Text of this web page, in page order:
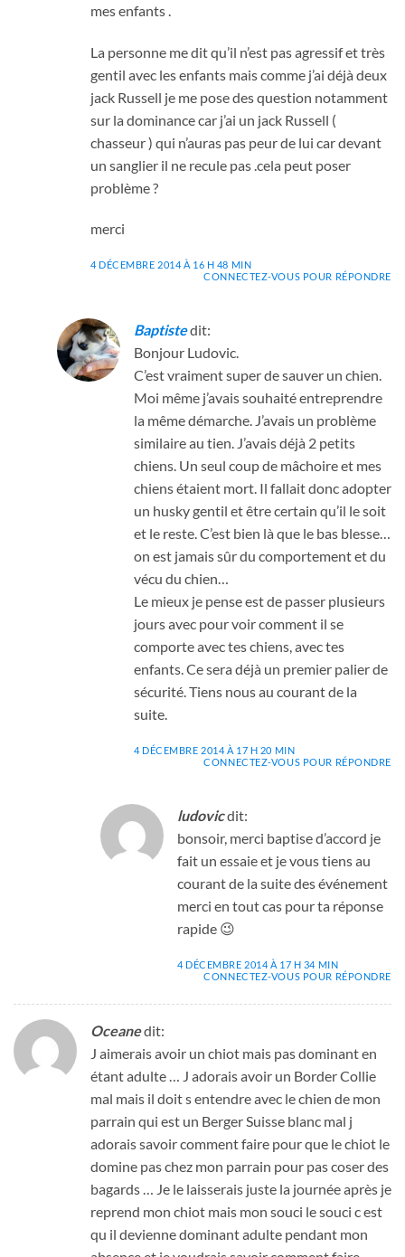
mes enfants .
La personne me dit qu’il n’est pas agressif et très
gentil avec les enfants mais comme j’ai déjà deux
jack Russell je me pose des question notamment
sur la dominance car j’ai un jack Russell (
chasseur ) qui n’auras pas peur de lui car devant
un sanglier il ne recule pas .cela peut poser
problème ?
merci
4 DÉCEMBRE 2014 À 16 H 48 MIN
CONNECTEZ-VOUS POUR RÉPONDRE
Baptistedit:
Bonjour Ludovic.
C’est vraiment super de sauver un chien.
Moi même j’avais souhaité entreprendre
la même démarche. J’avais un problème
similaire au tien. J’avais déjà 2 petits
chiens. Un seul coup de mâchoire et mes
chiens étaient mort. Il fallait donc adopter
un husky gentil et être certain qu’il le soit
et le reste. C’est bien là que le bas blesse…
on est jamais sûr du comportement et du
vécu du chien…
Le mieux je pense est de passer plusieurs
jours avec pour voir comment il se
comporte avec tes chiens, avec tes
enfants. Ce sera déjà un premier palier de
sécurité. Tiens nous au courant de la
suite.
4 DÉCEMBRE 2014 À 17 H 20 MIN
CONNECTEZ-VOUS POUR RÉPONDRE
ludovicdit:
bonsoir, merci baptise d’accord je
fait un essaie et je vous tiens au
courant de la suite des événement
merci en tout cas pour ta réponse
rapide 😉
4 DÉCEMBRE 2014 À 17 H 34 MIN
CONNECTEZ-VOUS POUR RÉPONDRE
Oceanedit:
J aimerais avoir un chiot mais pas dominant en
étant adulte … J adorais avoir un Border Collie
mal mais il doit s entendre avec le chien de mon
parrain qui est un Berger Suisse blanc mal j
adorais savoir comment faire pour que le chiot le
domine pas chez mon parrain pour pas coser des
bagards … Je le laisserais juste la journée après je
reprend mon chiot mais mon souci le souci c est
qu il devienne dominant adulte pendant mon